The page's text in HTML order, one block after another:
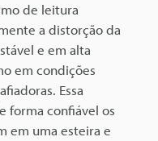
de leitura
a distorção da
e em alta
em condições
Essa
forma confiável os
em uma esteira e